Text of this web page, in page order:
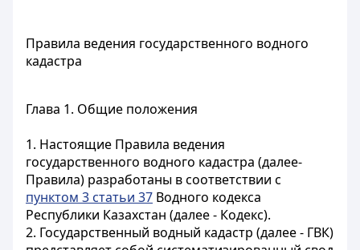
Правила ведения государственного водного
кадастра
Глава 1. Общие положения
1. Настоящие Правила ведения
государственного водного кадастра (далее-
Правила) разработаны в соответствии с
пунктом 3 статьи 37 Водного кодекса
Республики Казахстан (далее - Кодекс).
2. Государственный водный кадастр (далее - ГВК)